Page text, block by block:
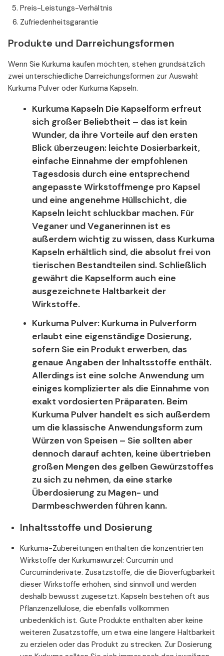
Preis-Leistungs-Verhältnis
Zufriedenheitsgarantie
Produkte und Darreichungsformen
Wenn Sie Kurkuma kaufen möchten, stehen grundsätzlich
zwei unterschiedliche Darreichungsformen zur Auswahl:
Kurkuma Pulver oder Kurkuma Kapseln.
Kurkuma Kapseln Die Kapselform erfreut
sich großer Beliebtheit – das ist kein
Wunder, da ihre Vorteile auf den ersten
Blick überzeugen: leichte Dosierbarkeit,
einfache Einnahme der empfohlenen
Tagesdosis durch eine entsprechend
angepasste Wirkstoffmenge pro Kapsel
und eine angenehme Hüllschicht, die
Kapseln leicht schluckbar machen. Für
Veganer und Veganerinnen ist es
außerdem wichtig zu wissen, dass Kurkuma
Kapseln erhältlich sind, die absolut frei von
tierischen Bestandteilen sind. Schließlich
gewährt die Kapselform auch eine
ausgezeichnete Haltbarkeit der
Wirkstoffe.
Kurkuma Pulver: Kurkuma in Pulverform
erlaubt eine eigenständige Dosierung,
sofern Sie ein Produkt erwerben, das
genaue Angaben der Inhaltsstoffe enthält.
Allerdings ist eine solche Anwendung um
einiges komplizierter als die Einnahme von
exakt vordosierten Präparaten. Beim
Kurkuma Pulver handelt es sich außerdem
um die klassische Anwendungsform zum
Würzen von Speisen – Sie sollten aber
dennoch darauf achten, keine übertrieben
großen Mengen des gelben Gewürzstoffes
zu sich zu nehmen, da eine starke
Überdosierung zu Magen- und
Darmbeschwerden führen kann.
Inhaltsstoffe und Dosierung
Kurkuma-Zubereitungen enthalten die konzentrierten
Wirkstoffe der Kurkumawurzel: Curcumin und
Curcuminderivate. Zusatzstoffe, die die Bioverfügbarkeit
dieser Wirkstoffe erhöhen, sind sinnvoll und werden
deshalb bewusst zugesetzt. Kapseln bestehen oft aus
Pflanzenzellulose, die ebenfalls vollkommen
unbedenklich ist. Gute Produkte enthalten aber keine
weiteren Zusatzstoffe, um etwa eine längere Haltbarkeit
zu erzielen oder das Produkt zu strecken. Zur Dosierung